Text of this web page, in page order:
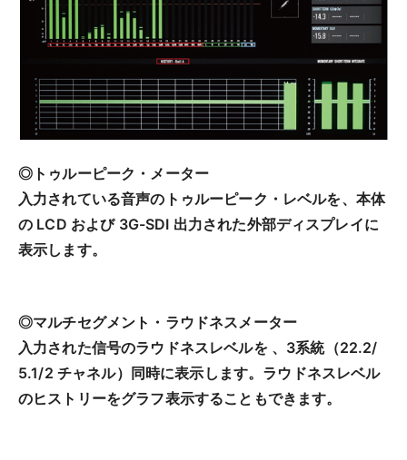
◎トゥルーピーク・メーター
入力されている音声のトゥルーピーク・レベルを、本体
の LCD および 3G-SDI 出力された外部ディスプレイに
表示します。
◎マルチセグメント・ラウドネスメーター
入力された信号のラウドネスレベルを 、3系統（22.2/
5.1/2 チャネル）同時に表示します。ラウドネスレベル
のヒストリーをグラフ表示することもできます。